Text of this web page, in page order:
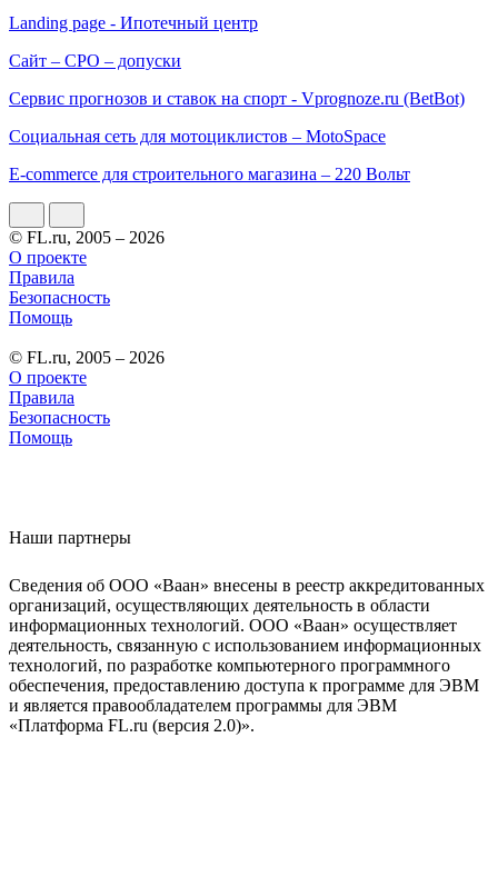
Landing page - Ипотечный центр
Сайт – СРО – допуски
Сервис прогнозов и ставок на спорт - Vprognoze.ru (BetBot)
Социальная сеть для мотоциклистов – MotoSpace
E-commerce для строительного магазина – 220 Вольт
© FL.ru, 2005 – 2026
О проекте
Правила
Безопасность
Помощь
© FL.ru, 2005 – 2026
О проекте
Правила
Безопасность
Помощь
Наши партнеры
Сведения об ООО «Ваан» внесены в реестр аккредитованных
организаций, осуществляющих деятельность в области
информационных технологий. ООО «Ваан» осуществляет
деятельность, связанную с использованием информационных
технологий, по разработке компьютерного программного
обеспечения, предоставлению доступа к программе для ЭВМ
и является правообладателем программы для ЭВМ
«Платформа FL.ru (версия 2.0)».